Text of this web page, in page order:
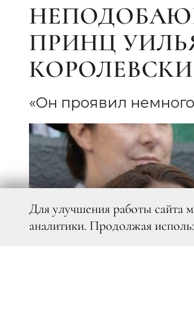
ПРИНЦ
«Он проявил
Для улучшения работы сайта
аналитики. Продолжая